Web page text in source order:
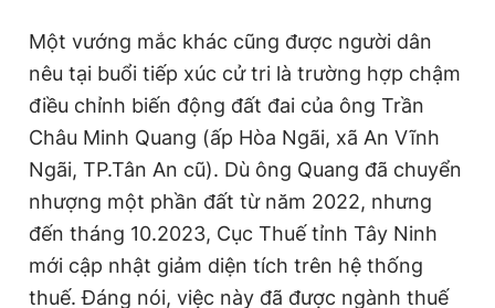
Một vướng mắc khác cũng được người dân
nêu tại buổi tiếp xúc cử tri là trường hợp chậm
điều chỉnh biến động đất đai của ông Trần
Châu Minh Quang (ấp Hòa Ngãi, xã An Vĩnh
Ngãi, TP.Tân An cũ). Dù ông Quang đã chuyển
nhượng một phần đất từ năm 2022, nhưng
đến tháng 10.2023, Cục Thuế tỉnh Tây Ninh
mới cập nhật giảm diện tích trên hệ thống
thuế. Đáng nói, việc này đã được ngành thuế